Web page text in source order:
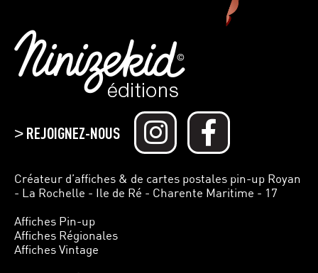
>REJOIGNEZ-NOUS
Créateur d’affiches & de cartes postales pin-up Royan
- La Rochelle - Ile de Ré - Charente Maritime - 17
Affiches Pin-up
Affiches Régionales
Affiches Vintage